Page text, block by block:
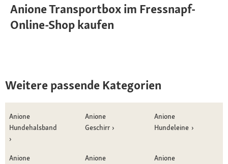
Anione Transportbox im Fressnapf-
Online-Shop kaufen
Weitere passende Kategorien
Anione
Hundehalsband
Anione
Geschirr
Anione
Hundeleine
Anione
Anione
Anione